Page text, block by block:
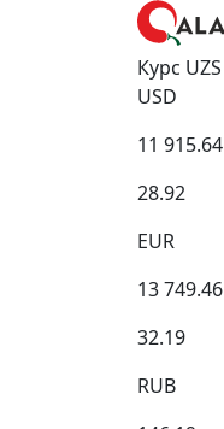
Курс UZS
USD
11 915.64
28.92
EUR
13 749.46
32.19
RUB